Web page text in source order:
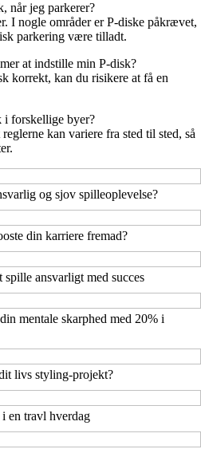
når jeg parkerer?
I nogle områder er P-diske påkrævet,
parkering være tilladt.
at indstille min P-disk?
korrekt, kan du risikere at få en
i forskellige byer?
kan variere fra sted til sted, så
og sjov spilleoplevelse?
din karriere fremad?
spille ansvarligt med succes
mentale skarphed med 20% i
livs styling-projekt?
en travl hverdag